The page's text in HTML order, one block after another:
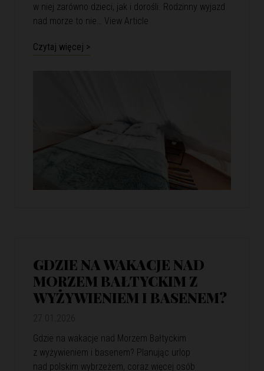
w niej zarówno dzieci, jak i dorośli. Rodzinny wyjazd
nad morze to nie… View Article
Czytaj więcej >
GDZIE NA WAKACJE NAD
MORZEM BAŁTYCKIM Z
WYŻYWIENIEM I BASENEM?
Gdzie na wakacje nad Morzem Bałtyckim
z wyżywieniem i basenem? Planując urlop
nad polskim wybrzeżem, coraz więcej osób